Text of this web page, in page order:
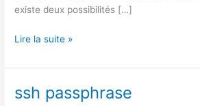
existe deux possibilités […]
Installation
proxmox
sans
Lire la suite »
ssh passphrase